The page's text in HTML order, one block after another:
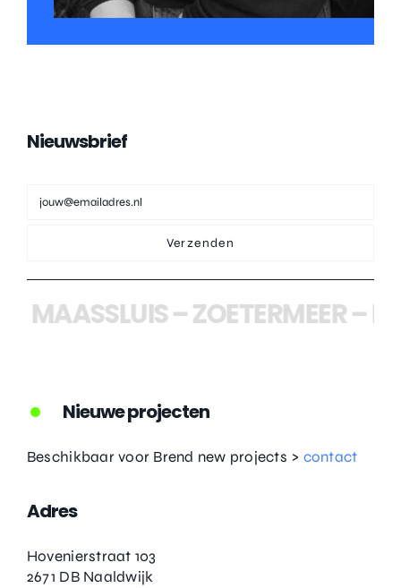
Nieuwsbrief
Verzenden
MAASSLUIS–ZOETERMEER–
Nieuwe projecten
Beschikbaar voor Brend new projects > contact
Adres
Hovenierstraat 103
2671 DB Naaldwijk